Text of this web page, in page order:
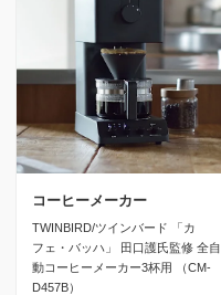
コーヒーメーカー
TWINBIRD/ツインバード 「カ
フェ・バッハ」 田口護氏監修 全自
動コーヒーメーカー3杯用 （CM-
D457B）